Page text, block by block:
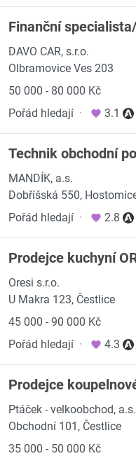
Finanční
DAVO CAR, s.r.o.
Olbramovice Ves 203
50 000 - 80 000 Kč
Pořád hledají · 3.1
Technik obchodní
MANDÍK, a.s.
Dobříšská 550,
Pořád hledají · 2.8
Prodejce kuchyní
Oresi s.r.o.
U Makra 123, Čestlice
45 000 - 90 000 Kč
Pořád hledají · 4.3
Prodejce
Ptáček - velkoobchod, a.s.
Obchodní 101, Čestlice
35 000 - 50 000 Kč